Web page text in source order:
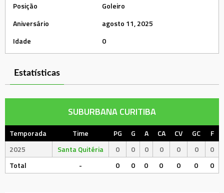
Posição
Goleiro
Aniversário
agosto 11, 2025
Idade
0
Estatísticas
SUBURBANA CURITIBA
Temporada Time PG G A CA CV GC
F
2025
Santa Quitéria 0 0 0 0 0 0
0
Total
- 0 0 0 0 0 0 0